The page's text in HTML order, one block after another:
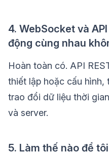
4. WebSocket và
động cùng nhau
Hoàn toàn có. API
thiết lập hoặc cấu
trao đổi dữ liệu thời
và server.
5. Làm thế nào để